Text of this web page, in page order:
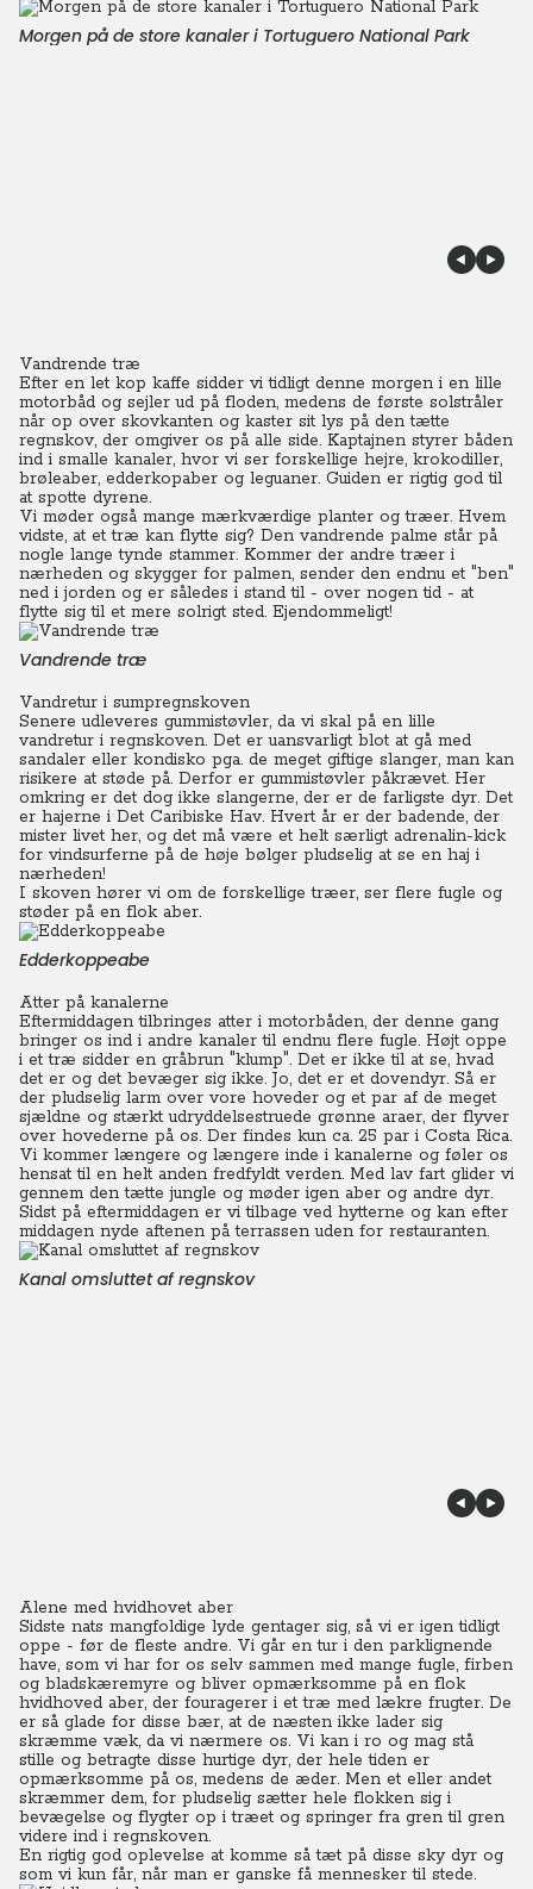
Morgen på de store kanaler i Tortuguero National Park
Vandrende træ
Efter en let kop kaffe sidder vi tidligt denne morgen i en lille
motorbåd og sejler ud på floden, medens de første solstråler
når op over skovkanten og kaster sit lys på den tætte
regnskov, der omgiver os på alle side. Kaptajnen styrer båden
ind i smalle kanaler, hvor vi ser forskellige hejre, krokodiller,
brøleaber, edderkopaber og leguaner. Guiden er rigtig god til
at spotte dyrene.
Vi møder også mange mærkværdige planter og træer. Hvem
vidste, at et træ kan flytte sig? Den vandrende palme står på
nogle lange tynde stammer. Kommer der andre træer i
nærheden og skygger for palmen, sender den endnu et "ben"
ned i jorden og er således i stand til - over nogen tid - at
flytte sig til et mere solrigt sted. Ejendommeligt!
Vandrende træ
Vandretur i sumpregnskoven
Senere udleveres gummistøvler, da vi skal på en lille
vandretur i regnskoven. Det er uansvarligt blot at gå med
sandaler eller kondisko pga. de meget giftige slanger, man kan
risikere at støde på. Derfor er gummistøvler påkrævet. Her
omkring er det dog ikke slangerne, der er de farligste dyr. Det
er hajerne i Det Caribiske Hav. Hvert år er der badende, der
mister livet her, og det må være et helt særligt adrenalin-kick
for vindsurferne på de høje bølger pludselig at se en haj i
nærheden!
I skoven hører vi om de forskellige træer, ser flere fugle og
støder på en flok aber.
Edderkoppeabe
Atter på kanalerne
Eftermiddagen tilbringes atter i motorbåden, der denne gang
bringer os ind i andre kanaler til endnu flere fugle. Højt oppe
i et træ sidder en gråbrun "klump". Det er ikke til at se, hvad
det er og det bevæger sig ikke. Jo, det er et dovendyr. Så er
der pludselig larm over vore hoveder og et par af de meget
sjældne og stærkt udryddelsestruede grønne araer, der flyver
over hovederne på os. Der findes kun ca. 25 par i Costa Rica.
Vi kommer længere og længere inde i kanalerne og føler os
hensat til en helt anden fredfyldt verden. Med lav fart glider vi
gennem den tætte jungle og møder igen aber og andre dyr.
Sidst på eftermiddagen er vi tilbage ved hytterne og kan efter
middagen nyde aftenen på terrassen uden for restauranten.
Kanal omsluttet af regnskov
Alene med hvidhovet aber
Sidste nats mangfoldige lyde gentager sig, så vi er igen tidligt
oppe - før de fleste andre. Vi går en tur i den parklignende
have, som vi har for os selv sammen med mange fugle, firben
og bladskæremyre og bliver opmærksomme på en flok
hvidhoved aber, der fouragerer i et træ med lækre frugter. De
er så glade for disse bær, at de næsten ikke lader sig
skræmme væk, da vi nærmere os. Vi kan i ro og mag stå
stille og betragte disse hurtige dyr, der hele tiden er
opmærksomme på os, medens de æder. Men et eller andet
skræmmer dem, for pludselig sætter hele flokken sig i
bevægelse og flygter op i træet og springer fra gren til gren
videre ind i regnskoven.
En rigtig god oplevelse at komme så tæt på disse sky dyr og
som vi kun får, når man er ganske få mennesker til stede.